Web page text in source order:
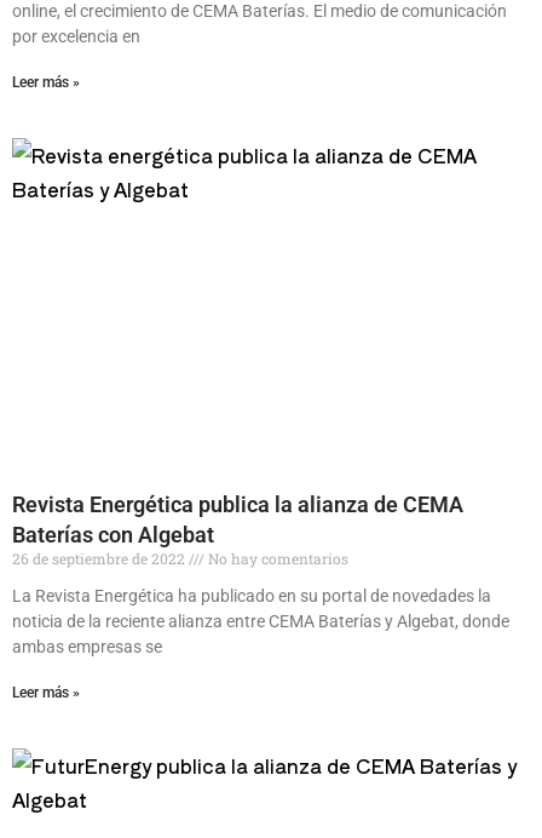
online, el crecimiento de CEMA Baterías. El medio de comunicación
por excelencia en
Leer más »
Revista Energética publica la alianza de CEMA
Baterías con Algebat
26 de septiembre de 2022
No hay comentarios
La Revista Energética ha publicado en su portal de novedades la
noticia de la reciente alianza entre CEMA Baterías y Algebat, donde
ambas empresas se
Leer más »